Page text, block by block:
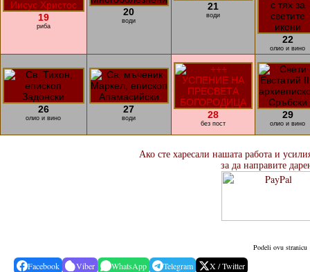
19
риба
20
води
21
води
22
олио и вино
26
олио и вино
27
води 28
без пост
29
олио и вино
Ако сте харесали нашата работа и
за да направите
Podeli ovu stranicu
Facebook Viber WhatsApp Telegram X / Twitter